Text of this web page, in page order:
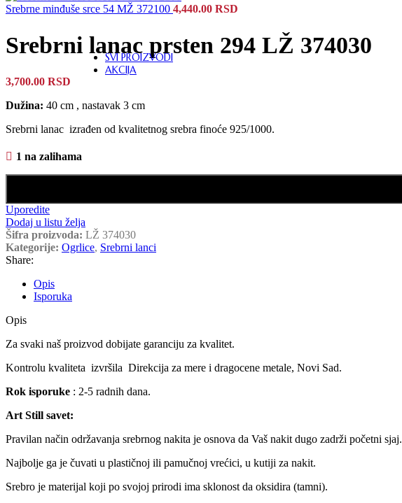
SVI PROIZVODI
AKCIJA
Srebrne minđuše srce 54 MŽ 372100 4,440.00 RSD
Srebrni lanac prsten 294 LŽ 374030
3,700.00 RSD
Dužina: 40 cm , nastavak 3 cm
Srebrni lanac izrađen od kvalitetnog srebra finoće 925/1000.
1 na zalihama
Uporedite
Dodaj u listu želja
Šifra proizvoda: LŽ 374030
Kategorije: Ogrlice, Srebrni lanci
Share:
Opis
Isporuka
Opis
Za svaki naš proizvod dobijate garanciju za kvalitet.
Kontrolu kvaliteta izvršila Direkcija za mere i dragocene metale, Novi Sad.
Rok isporuke : 2-5 radnih dana.
Art Still savet:
Pravilan način održavanja srebrnog nakita je osnova da Vaš nakit dugo zadrži početni sjaj.
Najbolje ga je čuvati u plastičnoj ili pamučnoj vrećici, u kutiji za nakit.
Srebro je materijal koji po svojoj prirodi ima sklonost da oksidira (tamni).